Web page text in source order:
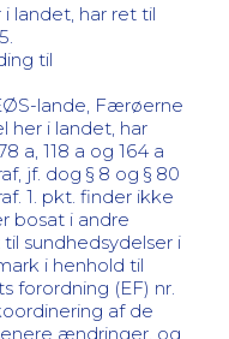
landet, har ret til
til
lande, Færøerne
her i landet, har
a, 118 a og 164 a
jf. dog § 8 og § 80
1. pkt. finder ikke
bosat i andre
sundhedsydelser i
i henhold til
forordning (EF) nr.
af de
ændringer, og